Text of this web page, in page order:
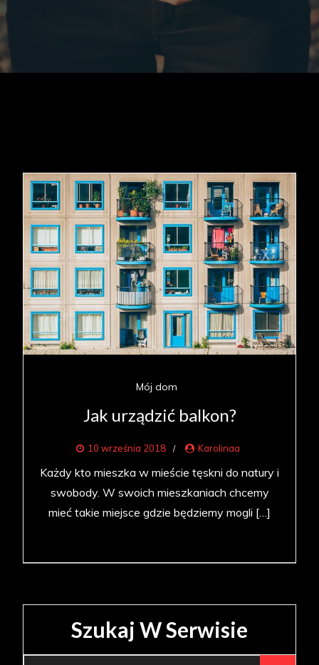
Mój dom
Jak urządzić balkon?
10 września 2018 Karolinaa
Każdy kto mieszka w mieście tęskni do natury i
swobody. W swoich mieszkaniach chcemy
mieć takie miejsce gdzie będziemy mogli […]
Szukaj W Serwisie